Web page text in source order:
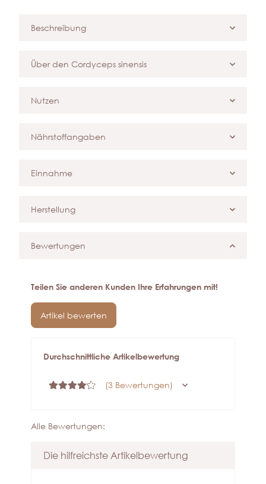
Beschreibung
Über den Cordyceps sinensis
Nutzen
Nährstoffangaben
Einnahme
Herstellung
Bewertungen
Durchschnittliche Artikelbewertung
(3 Bewertungen)
Teilen Sie anderen Kunden Ihre Erfahrungen mit!
Artikel bewerten
Alle Bewertungen:
Die hilfreichste Artikelbewertung